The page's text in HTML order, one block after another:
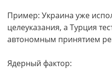
Пример: Украина уже
целеуказания, а Турция
автономным принятием
Ядерный фактор: